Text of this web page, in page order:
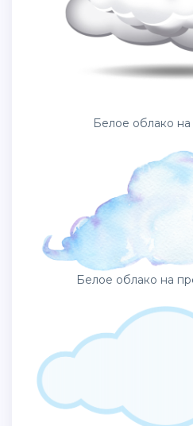
Белое облако
Белое облако на